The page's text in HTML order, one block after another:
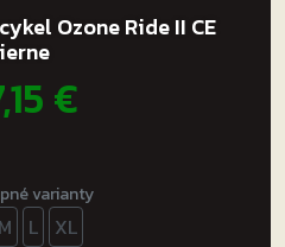
Ozone Ride II CE
€
varianty
M L XL